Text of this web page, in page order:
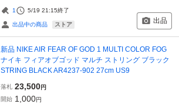
1 5/19 21:15終了
出品中の商品 ストア 出品
新品 NIKE AIR FEAR OF GOD 1 MULTI COLOR FOG
ナイキ フィアオブゴッド マルチ ストリング ブラック
STRING BLACK AR4237-902 27cm US9
落札 23,500円
開始 1,000円